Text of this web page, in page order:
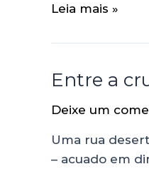
Leia mais »
Entre a
Deixe um
Uma rua
– acuado em